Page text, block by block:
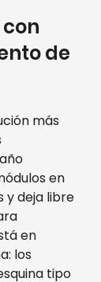
con
de
más
en
y deja libre
en
los
tipo